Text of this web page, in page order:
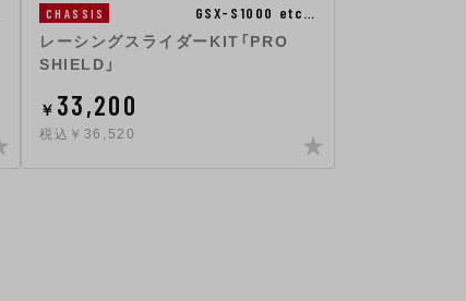
CHASSIS GSX-S1000 etc…
レーシングスライダーKIT「PRO
SHIELD」
￥ 33,200
税込￥36,520